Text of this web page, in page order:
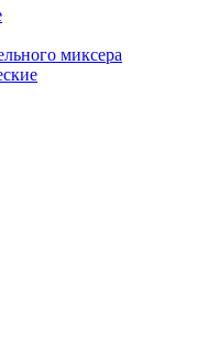
миксера